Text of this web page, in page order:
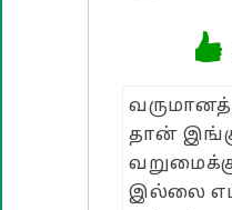
பண்டிகை
தான்
இல்லை